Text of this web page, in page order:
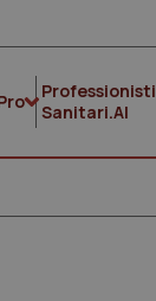
Professionisti
Sanitari.AI